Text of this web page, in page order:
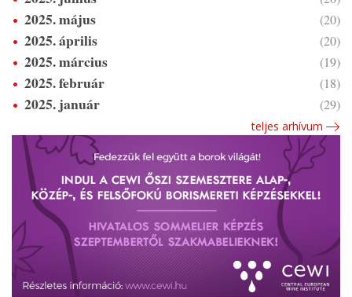
2025. május (20)
2025. április (20)
2025. március (19)
2025. február (18)
2025. január (29)
teljes arhívum